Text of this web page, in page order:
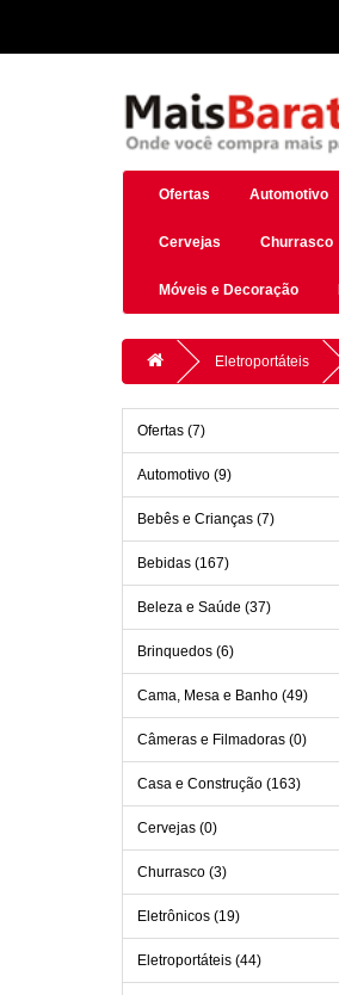
Ofertas Automotivo
Cervejas Churrasco
Móveis e Decoração
Eletroportáteis
Ofertas (7)
Automotivo (9)
Bebês e Crianças (7)
Bebidas (167)
Beleza e Saúde (37)
Brinquedos (6)
Cama, Mesa e Banho (49)
Câmeras e Filmadoras (0)
Casa e Construção (163)
Cervejas (0)
Churrasco (3)
Eletrônicos (19)
Eletroportáteis (44)